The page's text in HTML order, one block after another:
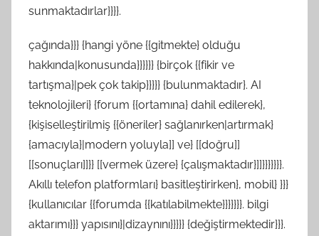
sunmaktadırlar}}}}.
çağında}}} {hangi yöne {{gitmekte} olduğu
hakkında|konusunda}}}}}} {birçok {{fikir ve
tartışma}|pek çok takip}}}}} {bulunmaktadır}. AI
teknolojileri} {forum {{ortamına} dahil edilerek},
{kişiselleştirilmiş {{öneriler} sağlanırken|artırmak}
{amacıyla}|modern yoluyla]] ve} [[doğru]]
[[sonuçları]]}} [[vermek üzere} {çalışmaktadır}]]}}}}}}}.
Akıllı telefon platformları} basitleştirirken}, mobil} }}}
{kullanıcılar {{forumda {{katılabilmekte}}}}}}}. bilgi
aktarımı}}} yapısını}|dizaynını}}}}} {değiştirmektedir}}}.